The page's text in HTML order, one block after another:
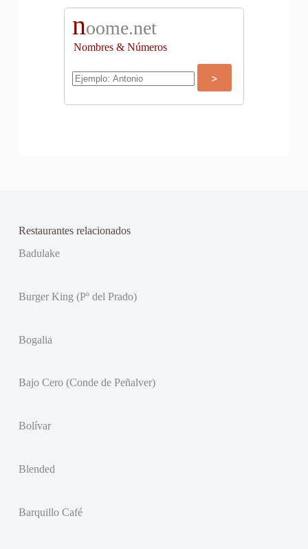
noome.net
Nombres & Números
Restaurantes relacionados
Badulake
Burger King (Pº del Prado)
Bogalia
Bajo Cero (Conde de Peñalver)
Bolívar
Blended
Barquillo Café